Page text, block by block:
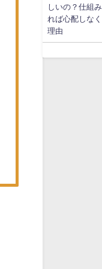
しいの？仕組
れば心配しな
理由